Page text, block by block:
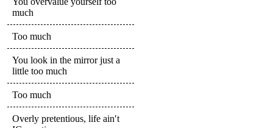
much
Too much
You look in the mirror just a
little too much
Too much
Overly pretentious, life ain′t